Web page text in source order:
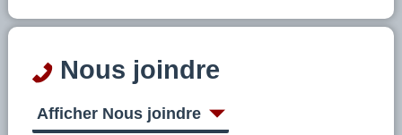
Nous joindre
Afficher Nous joindre